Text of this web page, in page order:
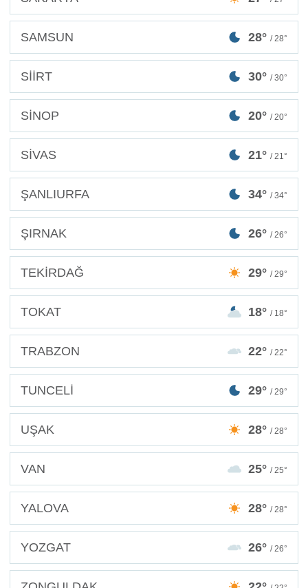
SAMSUN 28° / 28°
SİİRT 30° / 30°
SİNOP 20° / 20°
SİVAS 21° / 21°
ŞANLIURFA 34° / 34°
ŞIRNAK 26° / 26°
TEKİRDAĞ 29° / 29°
TOKAT 18° / 18°
TRABZON 22° / 22°
TUNCELİ 29° / 29°
UŞAK 28° / 28°
VAN 25° / 25°
YALOVA 28° / 28°
YOZGAT 26° / 26°